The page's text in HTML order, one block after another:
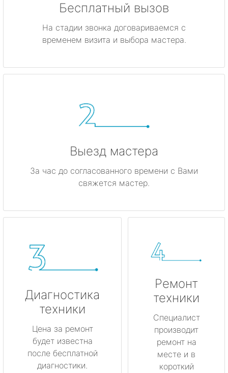
Бесплатный вызов
На стадии звонка договариваемся с
временем визита и выбора мастера.
Выезд мастера
За час до согласованного времени с Вами
свяжется мастер.
Диагностика
техники
Цена за ремонт
будет известна
после бесплатной
диагностики.
Ремонт
техники
Специалист
производит
ремонт на
месте и в
короткий